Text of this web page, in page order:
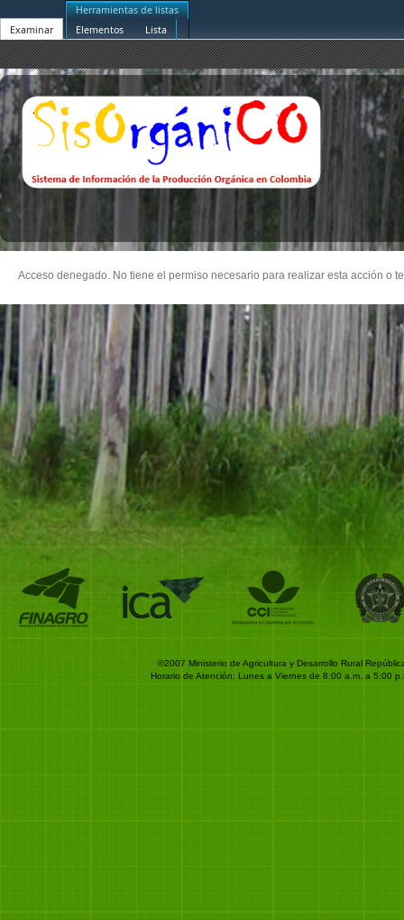
Examinar
Herramientas de listas
Elementos
Lista
Acceso denegado. No tiene el permiso necesario para realizar esta acción o
©2007 Ministerio de Agricultura y Desarrollo Rural
Horario de Atención: Lunes a Viernes de 8:00 a.m. a 5:00